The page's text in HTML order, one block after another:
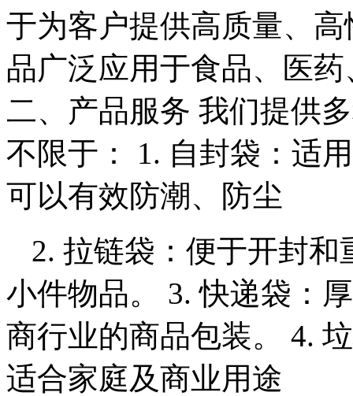
于为客户提供高质量、
品广泛应用于食品、医
二、产品服务 我们提供
不限于： 1. 自封袋：适
可以有效防潮、防尘
2. 拉链袋：便于开封
小件物品。 3. 快递袋：
商行业的商品包装。 4.
适合家庭及商业用途